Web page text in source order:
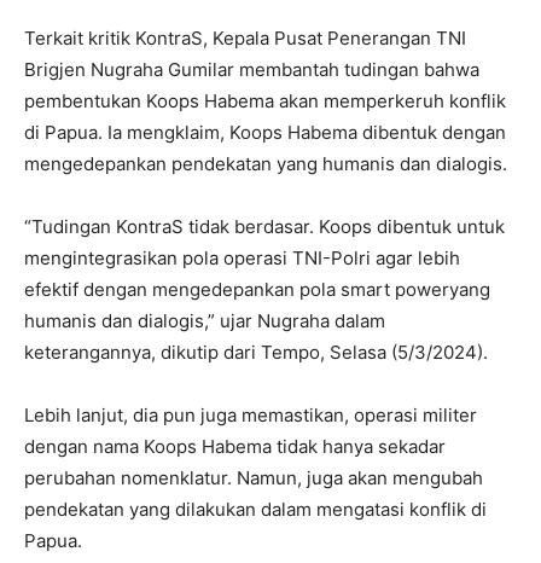
Terkait kritik KontraS, Kepala Pusat Penerangan TNI
Brigjen Nugraha Gumilar membantah tudingan bahwa
pembentukan Koops Habema akan memperkeruh konflik
di Papua. Ia mengklaim, Koops Habema dibentuk dengan
mengedepankan pendekatan yang humanis dan dialogis.
“Tudingan KontraS tidak berdasar. Koops dibentuk untuk
mengintegrasikan pola operasi TNI-Polri agar lebih
efektif dengan mengedepankan pola smart poweryang
humanis dan dialogis,” ujar Nugraha dalam
keterangannya, dikutip dari Tempo, Selasa (5/3/2024).
Lebih lanjut, dia pun juga memastikan, operasi militer
dengan nama Koops Habema tidak hanya sekadar
perubahan nomenklatur. Namun, juga akan mengubah
pendekatan yang dilakukan dalam mengatasi konflik di
Papua.